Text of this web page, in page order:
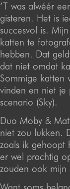
’T was alwéér
gisteren. Het is
succesvol is.
katten te
hebben. Dat
dat niet omdat
Sommige katten
vinden en niet je
scenario (Sky).
Duo Moby &
niet zou lukken.
zoals ik gehoopt
er wel prachtig
zouden ook mijn